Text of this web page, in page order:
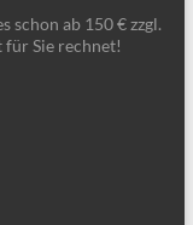
schon ab 150 € zzgl.
für Sie rechnet!